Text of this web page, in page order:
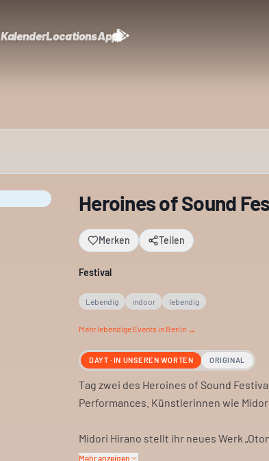
KalenderLocationsApp
Heroines of Sound
Merken Teilen
Festival
Lebendig indoor lebendig
Mehr lebendige Events in Berlin →
DAYT · IN UNSEREN WORTEN ORIGINAL
Tag zwei des Heroines of Sound
Performances. Künstlerinnen wie
Midori Hirano stellt ihr neues Werk
Klavierausbildung mit modularen
Mehr anzeigen